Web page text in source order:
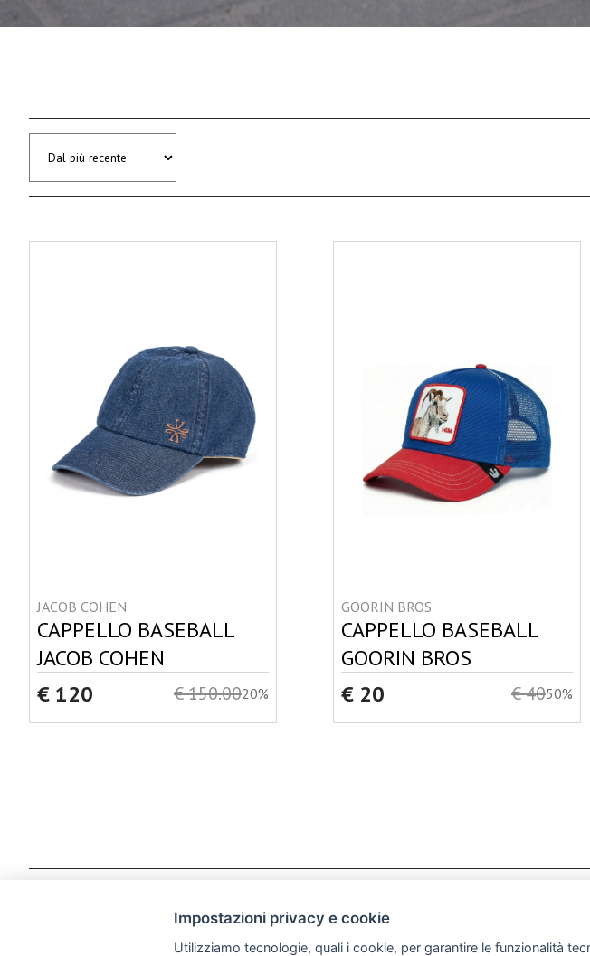
JACOB COHEN
CAPPELLO BASEBALL
JACOB COHEN
€ 120
€ 150.0020%
GOORIN BROS
CAPPELLO BASEBALL
GOORIN BROS
€ 20
€ 4050%
CHI SIAMO
Impostazioni privacy e cookie
Utilizziamo tecnologie, quali i cookie, per garantire le funzionalità